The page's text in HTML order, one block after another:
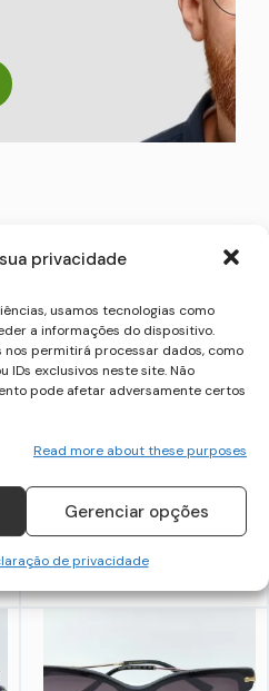
privacidade
usamos tecnologias como
a informações do dispositivo.
nos permitirá processar dados, como
IDs exclusivos neste site. Não
pode afetar adversamente certos
Read more about these purposes
Gerenciar opções
de privacidade
BL6096 C10